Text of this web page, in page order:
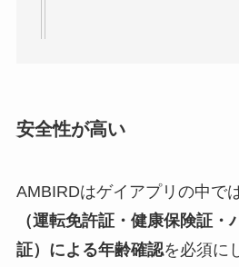
安全性が高い
AMBIRDはゲイアプリの中で
（運転免許証・健康保険証・
証）による年齢確認を必須に